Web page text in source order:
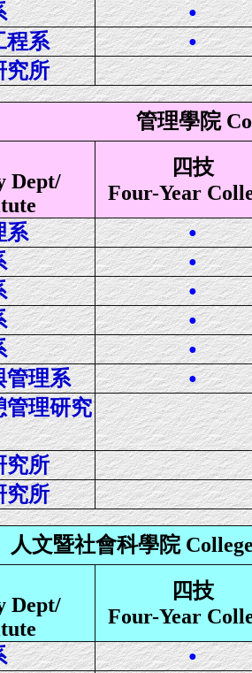
●
程系 ●
究所
管理學院
Dept/
四技
Four-Year
系
●
●
●
●
●
管理系 ●
管理研究
究所
究所
人文暨社會科學院
Dept/
四技
Four-Year
●